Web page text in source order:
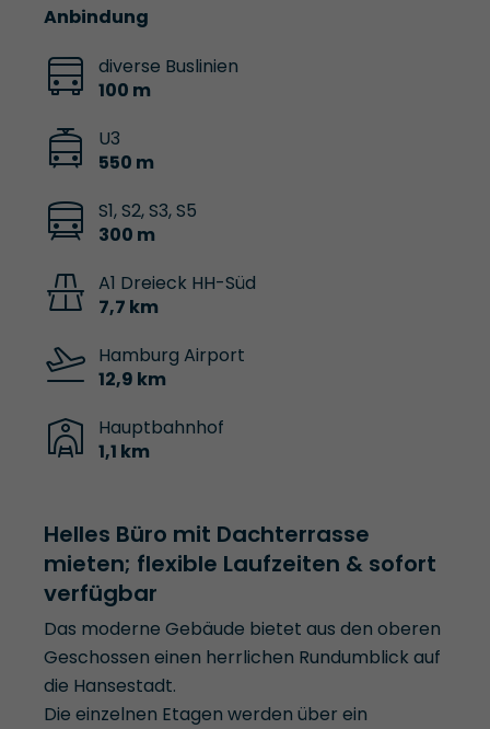
Anbindung
diverse Buslinien
100 m
U3
550 m
S1, S2, S3, S5
300 m
A1 Dreieck HH-Süd
7,7 km
Hamburg Airport
12,9 km
Hauptbahnhof
1,1 km
Helles Büro mit Dachterrasse
mieten; flexible Laufzeiten & sofort
verfügbar
Das moderne Gebäude bietet aus den oberen
Geschossen einen herrlichen Rundumblick auf
die Hansestadt.
Die einzelnen Etagen werden über ein